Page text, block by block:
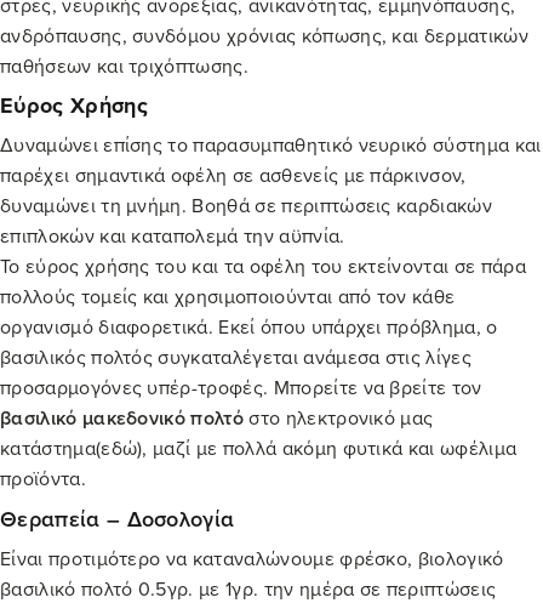
ανδρόπαυσης, συνδόμου χρόνιας κόπωσης, και δερματικών
παθήσεων και τριχόπτωσης.
Εύρος Χρήσης
Δυναμώνει επίσης το παρασυμπαθητικό νευρικό σύστημα και
παρέχει σημαντικά οφέλη σε ασθενείς με πάρκινσον,
δυναμώνει τη μνήμη. Βοηθά σε περιπτώσεις καρδιακών
επιπλοκών και καταπολεμά την αϋπνία.
Το εύρος χρήσης του και τα οφέλη του εκτείνονται σε πάρα
πολλούς τομείς και χρησιμοποιούνται από τον κάθε
οργανισμό διαφορετικά. Εκεί όπου υπάρχει πρόβλημα, ο
βασιλικός πολτός συγκαταλέγεται ανάμεσα στις λίγες
προσαρμογόνες υπέρ-τροφές. Μπορείτε να βρείτε τον
βασιλικό μακεδονικό πολτόστο ηλεκτρονικό μας
κατάστημα(εδώ), μαζί με πολλά ακόμη φυτικά και ωφέλιμα
προϊόντα.
Θεραπεία – Δοσολογία
Είναι προτιμότερο να καταναλώνουμε φρέσκο, βιολογικό
βασιλικό πολτό 0.5γρ. με 1γρ. την ημέρα σε περιπτώσεις